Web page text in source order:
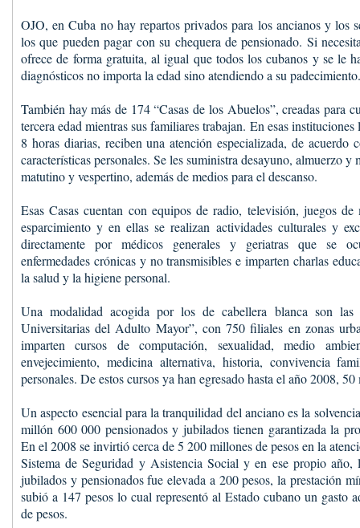
OJO, en Cuba no hay repartos privados para los ancianos y los
los que pueden pagar con su chequera de pensionado. Si
ofrece de forma gratuita, al igual que todos los cubanos y se le
diagnósticos no importa la edad sino atendiendo a su padecimiento.
También hay más de 174 “Casas de los Abuelos”, creadas para
tercera edad mientras sus familiares trabajan. En esas instituciones
8 horas diarias, reciben una atención especializada, de acuerdo
características personales. Se les suministra desayuno, almuerzo y
matutino y vespertino, además de medios para el descanso.
Esas Casas cuentan con equipos de radio, televisión, juegos
esparcimiento y en ellas se realizan actividades culturales y
directamente por médicos generales y geriatras que se
enfermedades crónicas y no transmisibles e imparten charlas
la salud y la higiene personal.
Una modalidad acogida por los de cabellera blanca son las
Universitarias del Adulto Mayor”, con 750 filiales en zonas
imparten cursos de computación, sexualidad, medio
envejecimiento, medicina alternativa, historia, convivencia
personales. De estos cursos ya han egresado hasta el año 2008,
Un aspecto esencial para la tranquilidad del anciano es la
millón 600 000 pensionados y jubilados tienen garantizada la
En el 2008 se invirtió cerca de 5 200 millones de pesos en la
Sistema de Seguridad y Asistencia Social y en ese propio
jubilados y pensionados fue elevada a 200 pesos, la prestación
subió a 147 pesos lo cual representó al Estado cubano un gasto
de pesos.